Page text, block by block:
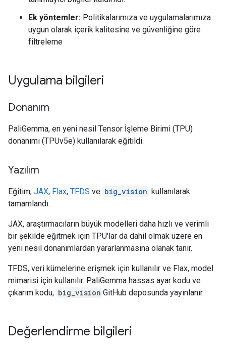
Ek yöntemler: Politikalarımıza ve uygulamalarımıza
uygun olarak içerik kalitesine ve güvenliğine göre
filtreleme
Uygulama bilgileri
Donanım
PaliGemma, en yeni nesil Tensor İşleme Birimi (TPU)
donanımı (TPUv5e) kullanılarak eğitildi.
Yazılım
Eğitim, JAX, Flax, TFDS ve big_vision kullanılarak
tamamlandı.
JAX, araştırmacıların büyük modelleri daha hızlı ve verimli
bir şekilde eğitmek için TPU'lar da dahil olmak üzere en
yeni nesil donanımlardan yararlanmasına olanak tanır.
TFDS, veri kümelerine erişmek için kullanılır ve Flax, model
mimarisi için kullanılır. PaliGemma hassas ayar kodu ve
çıkarım kodu, big_vision GitHub deposunda yayınlanır.
Değerlendirme bilgileri